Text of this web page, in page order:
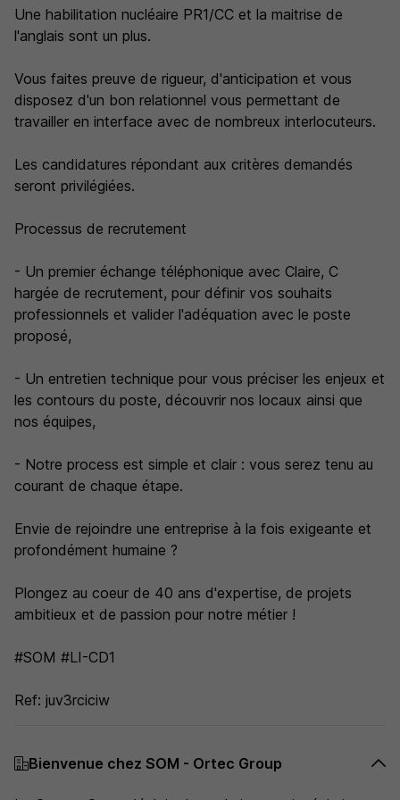
Une habilitation nucléaire PR1/CC et la maitrise de
l'anglais sont un plus.
Vous faites preuve de rigueur, d'anticipation et vous
disposez d'un bon relationnel vous permettant de
travailler en interface avec de nombreux interlocuteurs.
Les candidatures répondant aux critères demandés
seront privilégiées.
Processus de recrutement
- Un premier échange téléphonique avec Claire, C
hargée de recrutement, pour définir vos souhaits
professionnels et valider l'adéquation avec le poste
proposé,
- Un entretien technique pour vous préciser les enjeux et
les contours du poste, découvrir nos locaux ainsi que
nos équipes,
- Notre process est simple et clair : vous serez tenu au
courant de chaque étape.
Envie de rejoindre une entreprise à la fois exigeante et
profondément humaine ?
Plongez au coeur de 40 ans d'expertise, de projets
ambitieux et de passion pour notre métier !
#SOM #LI-CD1
Ref: juv3rciciw
Bienvenue chez SOM - Ortec Group